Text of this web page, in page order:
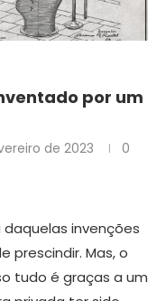
por um
de 2023
0
invenções
prescindir. Mas, o
tudo é graças a um